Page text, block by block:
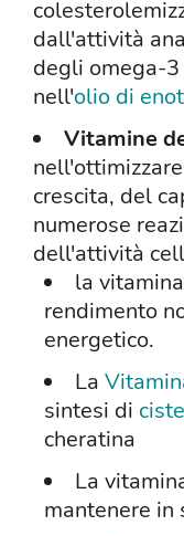
dall'attività
degli omega-
nell'olio di
Vitamine
crescita, del
numerose
dell'attività
la
rendimento
energetico.
La
sintesi di
cheratina
La
mantenere in